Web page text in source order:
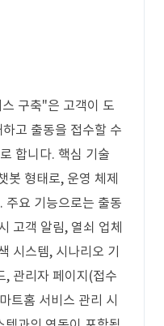
구축"은 고객이 도
고 출동을 접수할 수
합니다. 핵심 기술
봇 형태로, 운영 체제
주요 기능으로는 출동
고객 알림, 열쇠 업체
시스템, 시나리오 기
, 관리자 페이지(접수
트홈 서비스 관리 시